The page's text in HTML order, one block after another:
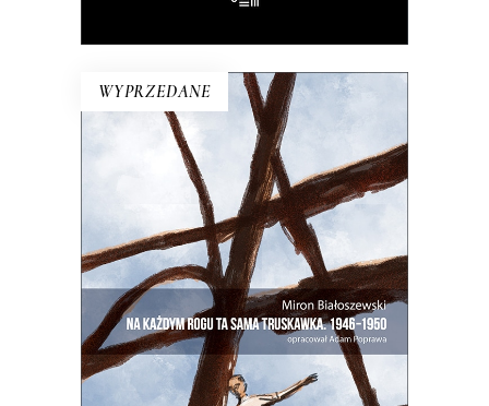
E-BOOK DO KOSZYKA
WYPRZEDANE
NA KAŻDYM ROGU TA SAMA
TRUSKAWKA
Zupełnie nowe miasto. Jakaś inna
Warszawa na starych śmieciach. Skąd
się wzięła?
50.00zł 25.00zł